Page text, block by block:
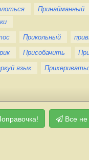
Принайманный
Прикольный
Присобачить
язык
Все не